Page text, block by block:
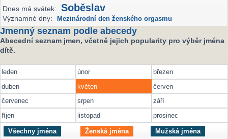
Dnes má svátek: Soběslav
Významné dny: Mezinárodní den ženského orgasmu
Jmenný seznam podle abecedy
Abecední seznam jmen, včetně jejich popularity pro výběr jména
dítě.
leden únor
březen
duben
květen
červen
červenec
srpen
září
říjen
listopad prosinec
Všechny jména Ženská jména Mužská jména